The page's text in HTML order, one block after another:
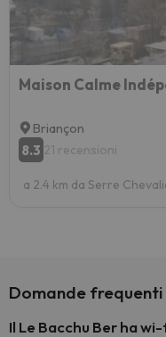
Briançon
8.3 21 recensioni
a 2.4 km da Serre
Domande frequenti
Il Le Bacchu Ber ha